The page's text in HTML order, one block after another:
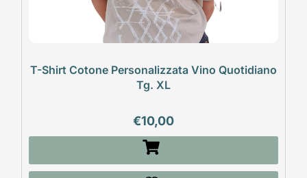
T-Shirt Cotone Personalizzata Vino Quotidiano
Tg. XL
€10,00